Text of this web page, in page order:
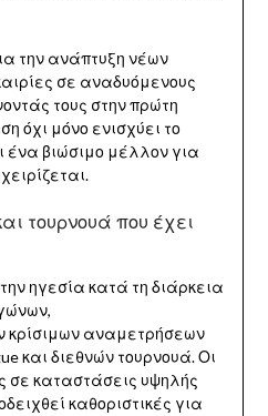
την ανάπτυξη νέων
σε αναδυόμενους
τους στην πρώτη
όχι μόνο ενισχύει το
ένα βιώσιμο μέλλον για
τουρνουά που έχει
ηγεσία κατά τη διάρκεια
αναμετρήσεων
και διεθνών τουρνουά. Οι
σε καταστάσεις υψηλής
καθοριστικές για